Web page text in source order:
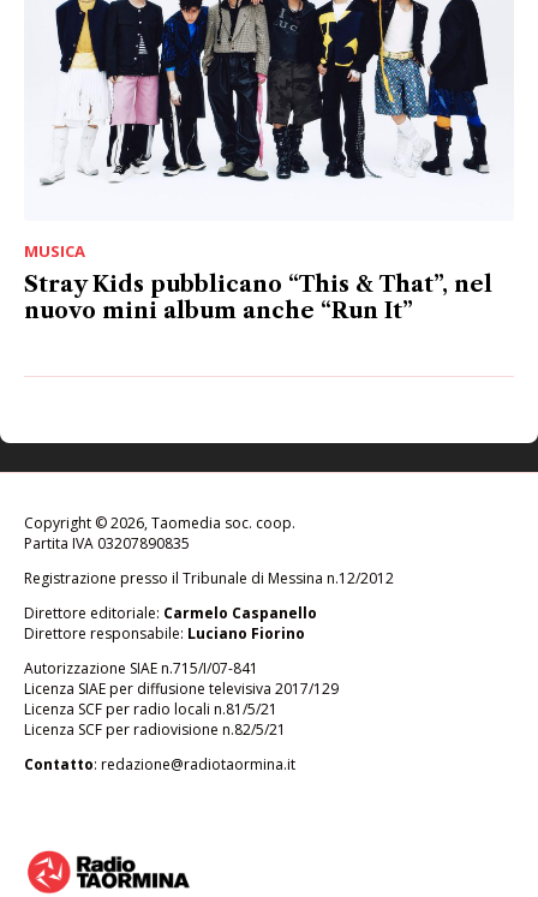
MUSICA
Stray Kids pubblicano “This & That”, nel
nuovo mini album anche “Run It”
Copyright © 2026, Taomedia soc. coop.
Partita IVA 03207890835
Registrazione presso il Tribunale di Messina n.12/2012
Direttore editoriale: Carmelo Caspanello
Direttore responsabile: Luciano Fiorino
Autorizzazione SIAE n.715/I/07-841
Licenza SIAE per diffusione televisiva 2017/129
Licenza SCF per radio locali n.81/5/21
Licenza SCF per radiovisione n.82/5/21
Contatto: redazione@radiotaormina.it